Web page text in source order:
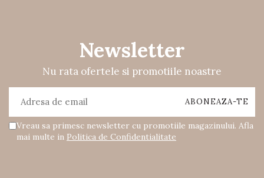
Newsletter
Nu rata ofertele si promotiile noastre
Vreau sa primesc newsletter cu promotiile magazinului. Afla
mai multe in Politica de Confidentialitate